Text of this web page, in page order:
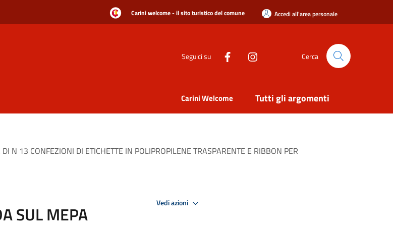
Carini welcome - il sito turistico del comune Accedi all'area personale
Seguici su Cerca
Carini Welcome Tutti gli argomenti
N 13 CONFEZIONI DI ETICHETTE IN POLIPROPILENE TRASPARENTE E RIBBON PER
SUL MEPA
Vedi azioni